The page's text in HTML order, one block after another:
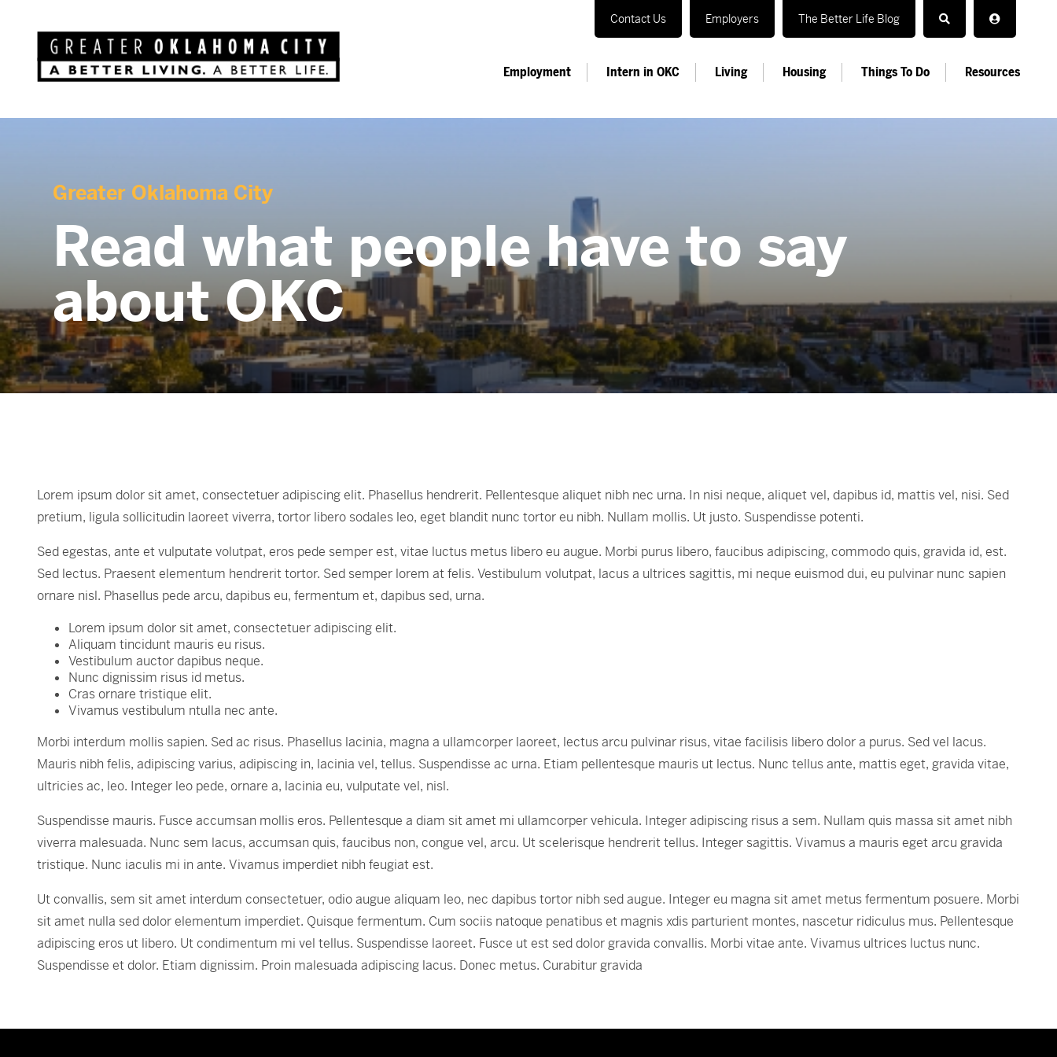
Contact Us Employers The Better Life Blog
Employment Intern in OKC Living Housing Things To Do Resources
Greater Oklahoma City
Read what people have to say
about OKC
Lorem ipsum dolor sit amet, consectetuer adipiscing elit. Phasellus hendrerit. Pellentesque aliquet nibh nec urna. In nisi neque, aliquet vel, dapibus id, mattis vel, nisi. Sed
pretium, ligula sollicitudin laoreet viverra, tortor libero sodales leo, eget blandit nunc tortor eu nibh. Nullam mollis. Ut justo. Suspendisse potenti.
Sed egestas, ante et vulputate volutpat, eros pede semper est, vitae luctus metus libero eu augue. Morbi purus libero, faucibus adipiscing, commodo quis, gravida id, est.
Sed lectus. Praesent elementum hendrerit tortor. Sed semper lorem at felis. Vestibulum volutpat, lacus a ultrices sagittis, mi neque euismod dui, eu pulvinar nunc sapien
ornare nisl. Phasellus pede arcu, dapibus eu, fermentum et, dapibus sed, urna.
Lorem ipsum dolor sit amet, consectetuer adipiscing elit.
Aliquam tincidunt mauris eu risus.
Vestibulum auctor dapibus neque.
Nunc dignissim risus id metus.
Cras ornare tristique elit.
Vivamus vestibulum ntulla nec ante.
Morbi interdum mollis sapien. Sed ac risus. Phasellus lacinia, magna a ullamcorper laoreet, lectus arcu pulvinar risus, vitae facilisis libero dolor a purus. Sed vel lacus.
Mauris nibh felis, adipiscing varius, adipiscing in, lacinia vel, tellus. Suspendisse ac urna. Etiam pellentesque mauris ut lectus. Nunc tellus ante, mattis eget, gravida vitae,
ultricies ac, leo. Integer leo pede, ornare a, lacinia eu, vulputate vel, nisl.
Suspendisse mauris. Fusce accumsan mollis eros. Pellentesque a diam sit amet mi ullamcorper vehicula. Integer adipiscing risus a sem. Nullam quis massa sit amet nibh
viverra malesuada. Nunc sem lacus, accumsan quis, faucibus non, congue vel, arcu. Ut scelerisque hendrerit tellus. Integer sagittis. Vivamus a mauris eget arcu gravida
tristique. Nunc iaculis mi in ante. Vivamus imperdiet nibh feugiat est.
Ut convallis, sem sit amet interdum consectetuer, odio augue aliquam leo, nec dapibus tortor nibh sed augue. Integer eu magna sit amet metus fermentum posuere. Morbi
sit amet nulla sed dolor elementum imperdiet. Quisque fermentum. Cum sociis natoque penatibus et magnis xdis parturient montes, nascetur ridiculus mus. Pellentesque
adipiscing eros ut libero. Ut condimentum mi vel tellus. Suspendisse laoreet. Fusce ut est sed dolor gravida convallis. Morbi vitae ante. Vivamus ultrices luctus nunc.
Suspendisse et dolor. Etiam dignissim. Proin malesuada adipiscing lacus. Donec metus. Curabitur gravida